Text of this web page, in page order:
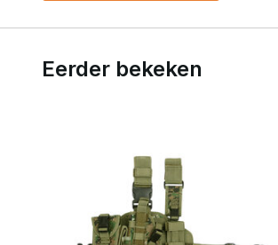
Eerder bekeken